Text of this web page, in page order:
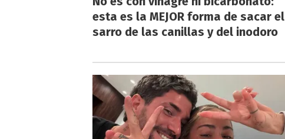
esta es la MEJOR forma de sacar el
sarro de las canillas y del inodoro